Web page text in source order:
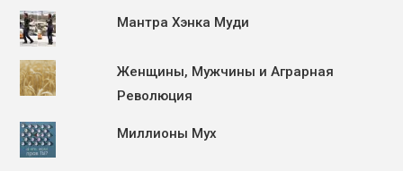
Мантра Хэнка Муди
Женщины, Мужчины и Аграрная
Революция
Миллионы Мух